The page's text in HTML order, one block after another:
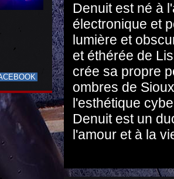
Denuit est né à
électronique et
lumière et
et éthérée de
crée sa propre
ombres de
l'esthétique
Denuit est un
l'amour et à la